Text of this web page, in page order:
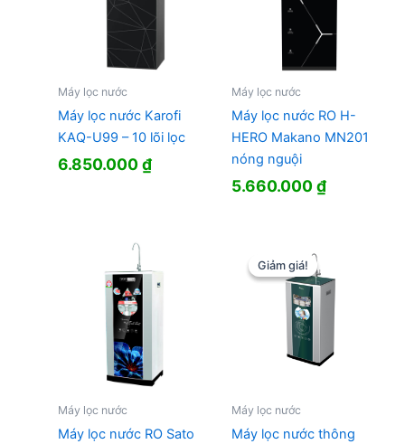
Máy lọc nước
Máy lọc nước Karofi
KAQ-U99 – 10 lõi lọc
6.850.000₫
Máy lọc nước
Máy lọc nước RO H-
HERO Makano MN201
nóng nguội
5.660.000₫
Máy lọc nước
Máy lọc nước RO Sato
Giảm giá!
Giảm giá!
Máy lọc nước
Máy lọc nước thông